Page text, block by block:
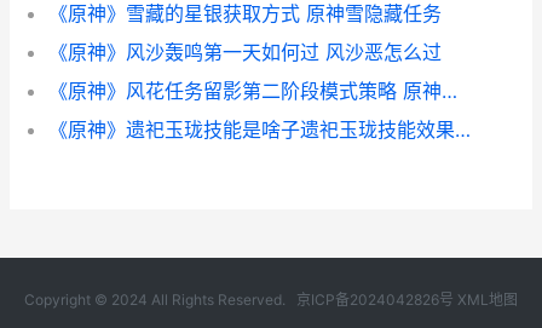
《原神》雪藏的星银获取方式 原神雪隐藏任务
《原神》风沙轰鸣第一天如何过 风沙恶怎么过
《原神》风花任务留影第二阶段模式策略 原神风花的邀约在哪
《原神》遗祀玉珑技能是啥子遗祀玉珑技能效果概括 遗玉是什么意思
Copyright © 2024 All Rights Reserved. 京ICP备2024042826号 XML地图